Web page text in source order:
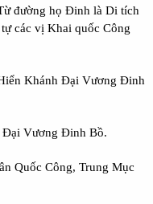
đường họ Đinh là Di tích
các vị Khai quốc Công
Khánh Đại Vương Đinh
Đại Vương Đinh Bồ.
Quốc Công, Trung Mục